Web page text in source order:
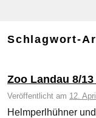
Schlagwort-
Zoo Landau 8/
Veröffentlicht am 12.
Helmperlhühner